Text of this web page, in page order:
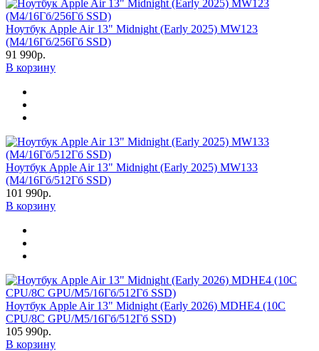
Ноутбук Apple Air 13" Midnight (Early 2025) MW123
(M4/16Гб/256Гб SSD)
91 990р.
В корзину
Ноутбук Apple Air 13" Midnight (Early 2025) MW133
(M4/16Гб/512Гб SSD)
101 990р.
В корзину
Ноутбук Apple Air 13" Midnight (Early 2026) MDHE4 (10C
CPU/8C GPU/M5/16Гб/512Гб SSD)
105 990р.
В корзину